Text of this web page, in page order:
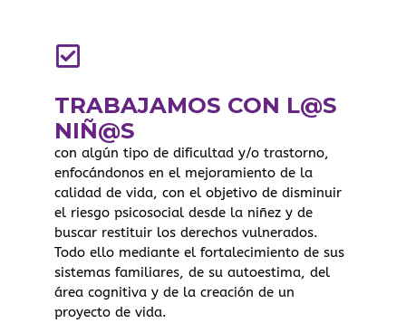
TRABAJAMOS CON L@S
NIÑ@S
con algún tipo de dificultad y/o trastorno,
enfocándonos en el mejoramiento de la
calidad de vida, con el objetivo de disminuir
el riesgo psicosocial desde la niñez y de
buscar restituir los derechos vulnerados.
Todo ello mediante el fortalecimiento de sus
sistemas familiares, de su autoestima, del
área cognitiva y de la creación de un
proyecto de vida.